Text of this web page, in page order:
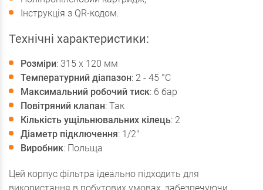
Інструкція з QR-кодом.
Технічні характеристики:
Розміри: 315 х 120 мм
Температурний діапазон: 2 - 45 °C
Максимальний робочий тиск: 6 бар
Повітряний клапан: Так
Кількість ущільнювальних кілець: 2
Діаметр підключення: 1/2"
Виробник: Польща
Цей корпус фільтра ідеально підходить для